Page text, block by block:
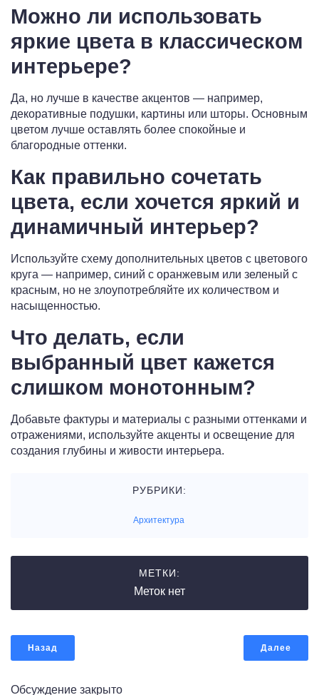
Можно ли использовать
яркие цвета в классическом
интерьере?
Да, но лучше в качестве акцентов — например,
декоративные подушки, картины или шторы. Основным
цветом лучше оставлять более спокойные и
благородные оттенки.
Как правильно сочетать
цвета, если хочется яркий и
динамичный интерьер?
Используйте схему дополнительных цветов с цветового
круга — например, синий с оранжевым или зеленый с
красным, но не злоупотребляйте их количеством и
насыщенностью.
Что делать, если
выбранный цвет кажется
слишком монотонным?
Добавьте фактуры и материалы с разными оттенками и
отражениями, используйте акценты и освещение для
создания глубины и живости интерьера.
РУБРИКИ:
Архитектура
МЕТКИ:
Меток нет
Назад Далее
Обсуждение закрыто